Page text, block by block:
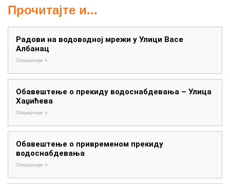
Прочитајте и...
Радови на водоводној мрежи у Улици Васе
Албанац
Опширније »
Обавештење о прекиду водоснабдевања – Улица
Хаџићева
Опширније »
Обавештење о привременом прекиду
водоснабдевања
Опширније »